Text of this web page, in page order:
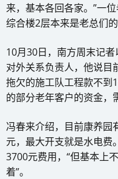
来，基本各回各家。”一
综合楼2层本来是老总们
10月30日，南方周末记
对外关系负责人，他说目
拖欠的施工队工程款不到
的部分老年客户的资金，
冯春来介绍，目前康养园
元，最大开支就是水电费
3700元费用，“但基本上
着”。